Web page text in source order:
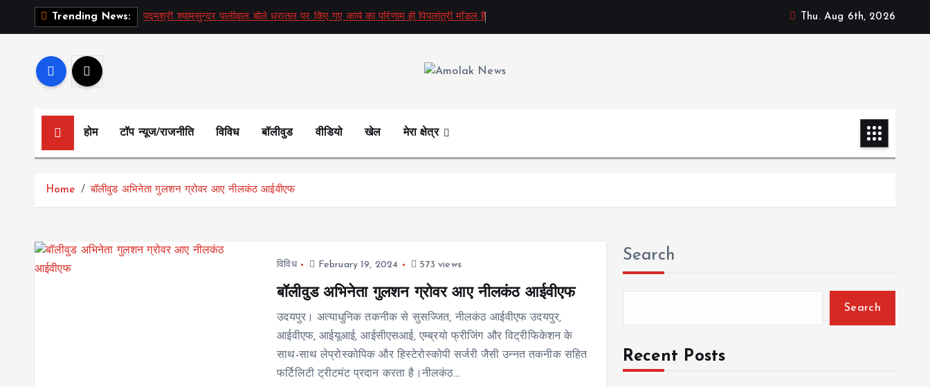
Trending News: पद्मश्री श्यामसुन्दर पालीवाल बोले धरातल पर किए गए कार्य का परिणाम ही पिपलांत्री मॉडल है Thu. Aug 6th, 2026
होम टॉप न्यूज/राजनीति विविध बॉलीवुड वीडियो खेल मेरा क्षेत्र
Home बॉलीवुड अभिनेता गुलशन ग्रोवर आए नीलकंठ आईवीएफ
विविध February 19, 2024 573 views
बॉलीवुड अभिनेता गुलशन ग्रोवर आए नीलकंठ आईवीएफ
उदयपुर। अत्याधुनिक तकनीक से सुसज्जित, नीलकंठ आईवीएफ उदयपुर,
आईवीएफ, आईयूआई, आईसीएसआई, एम्ब्रयो फ्रीजिंग और विट्रीफिकेशन के
साथ-साथ लेप्रोस्कोपिक और हिस्टेरोस्कोपी सर्जरी जैसी उन्नत तकनीक सहित
फर्टिलिटी ट्रीटमंट प्रदान करता है।नीलकंठ…
Search
Search
Recent Posts